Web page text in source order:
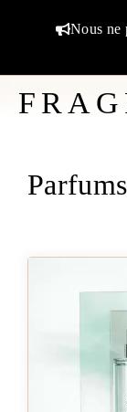
Nous ne
Parfums